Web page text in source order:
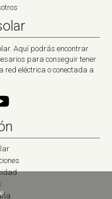
Aquí podrás encontrar
para conseguir tener
red eléctrica o conectada a